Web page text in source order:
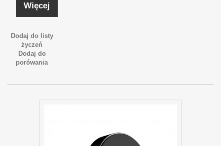
Więcej
Dodaj do listy
życzeń
Dodaj do
porówania